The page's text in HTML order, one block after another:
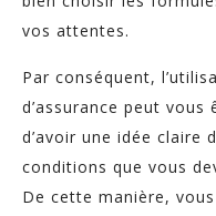
vos attentes.
Par conséquent,
d’assurance peut vous
d’avoir une idée claire
conditions que vous
De cette manière,